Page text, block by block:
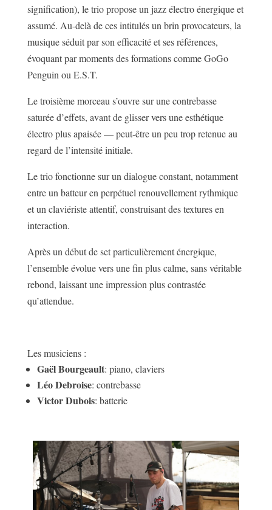
signification), le trio propose un jazz électro énergique et
assumé. Au-delà de ces intitulés un brin provocateurs, la
musique séduit par son efficacité et ses références,
évoquant par moments des formations comme GoGo
Penguin ou E.S.T.
Le troisième morceau s’ouvre sur une contrebasse
saturée d’effets, avant de glisser vers une esthétique
électro plus apaisée — peut-être un peu trop retenue au
regard de l’intensité initiale.
Le trio fonctionne sur un dialogue constant, notamment
entre un batteur en perpétuel renouvellement rythmique
et un claviériste attentif, construisant des textures en
interaction.
Après un début de set particulièrement énergique,
l’ensemble évolue vers une fin plus calme, sans véritable
rebond, laissant une impression plus contrastée
qu’attendue.
Les musiciens :
Gaël Bourgeault: piano, claviers
Léo Debroise: contrebasse
Victor Dubois: batterie